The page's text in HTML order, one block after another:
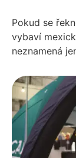
Pokud se
vybaví
neznamená